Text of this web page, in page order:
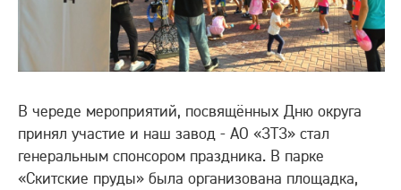
В череде мероприятий, посвящённых Дню округа
принял участие и наш завод - АО «ЗТЗ» стал
генеральным спонсором праздника. В парке
«Скитские пруды» была организована площадка,